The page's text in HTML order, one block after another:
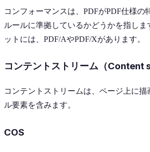
コンフォーマンスは、PDFがPDF仕様の
ルールに準拠しているかどうかを指しま
ットには、PDF/AやPDF/Xがあります。
コンテントストリーム（Content
コンテントストリームは、ページ上に描
ル要素を含みます。
COS